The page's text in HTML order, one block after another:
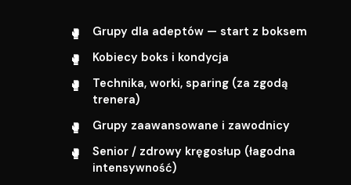
Grupy dla adeptów — start z boksem
Kobiecy boks i kondycja
Technika, worki, sparing (za zgodą
trenera)
Grupy zaawansowane i zawodnicy
Senior / zdrowy kręgosłup (łagodna
intensywność)